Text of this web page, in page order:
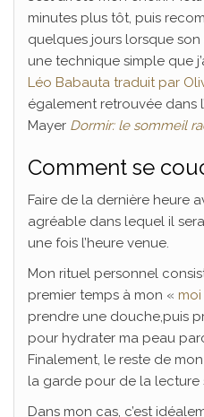
minutes plus tôt, puis
quelques jours lorsque son
une technique simple que
Léo Babauta traduit par
également retrouvée dans
Mayer Dormir: le sommeil
Comment se
Faire de la dernière heure
agréable dans lequel il
une fois l’heure venue.
Mon rituel personnel
premier temps à mon «
prendre une douche,puis
pour hydrater ma peau
Finalement, le reste de
la garde pour de la lecture
Dans mon cas, c’est